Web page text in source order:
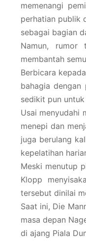
memenangi
perhatian publik
sebagai bagian
Namun, rumor
membantah
Berbicara
bahagia
sedikit pun
Usai menyudahi
menepi dan
juga berulang
kepelatihan
Meski menutup
Klopp
tersebut dinilai
Saat ini, Die
masa depan
di ajang Piala